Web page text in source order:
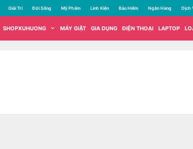
Giải Trí Đời Sống Mỹ Phẩm Linh Kiện Bảo Hiểm Ngân Hàng Dịch
SHOPXUHUONG MÁY GIẶT GIA DỤNG ĐIỆN THOẠI LAPTOP